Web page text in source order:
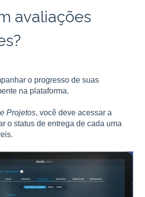
avaliações
o progresso de suas
na plataforma.
Projetos, você deve acessar a
o status de entrega de cada uma